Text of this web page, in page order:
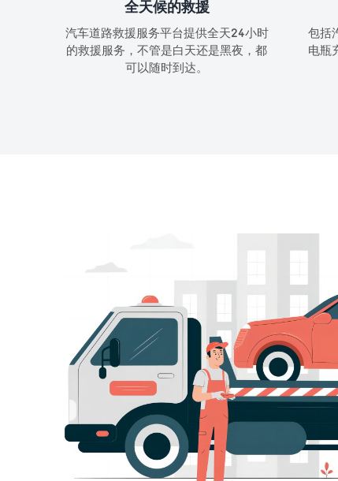
全天候的救援
汽车道路救援服务平台提供全天24小时
的救援服务，不管是白天还是黑夜，都
可以随时到达。
包括
电瓶